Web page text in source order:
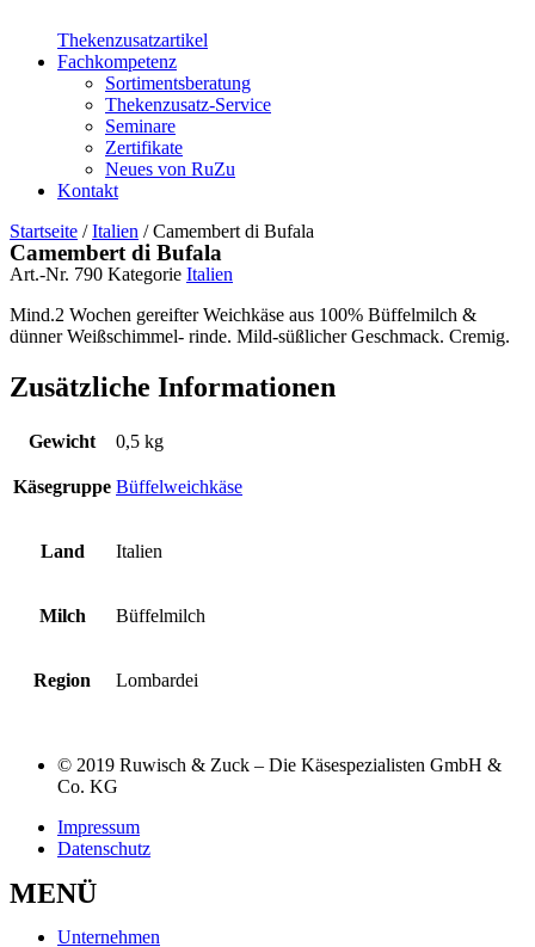
Thekenzusatzartikel
Fachkompetenz
Sortimentsberatung
Thekenzusatz-Service
Seminare
Zertifikate
Neues von RuZu
Kontakt
Startseite /Italien / Camembert di Bufala
Camembert di Bufala
Art.-Nr. 790 Kategorie Italien
Mind.2 Wochen gereifter Weichkäse aus 100% Büffelmilch &
dünner Weißschimmel- rinde. Mild-süßlicher Geschmack. Cremig.
Zusätzliche Informationen
Gewicht 0,5 kg
Käsegruppe Büffelweichkäse
Land Italien
Milch Büffelmilch
Region Lombardei
© 2019 Ruwisch & Zuck – Die Käsespezialisten GmbH &
Co. KG
Impressum
Datenschutz
MENÜ
Unternehmen